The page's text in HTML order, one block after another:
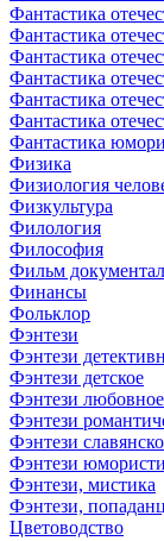
Фантастика
Фантастика
Фантастика
Фантастика
Фантастика
Фантастика
Фантастика
Физика
Физиология
Физкультура
Филология
Философия
Фильм
Финансы
Фольклор
Фэнтези
Фэнтези
Фэнтези детское
Фэнтези любовное
Фэнтези
Фэнтези
Фэнтези
Фэнтези, мистика
Фэнтези,
Цветоводство